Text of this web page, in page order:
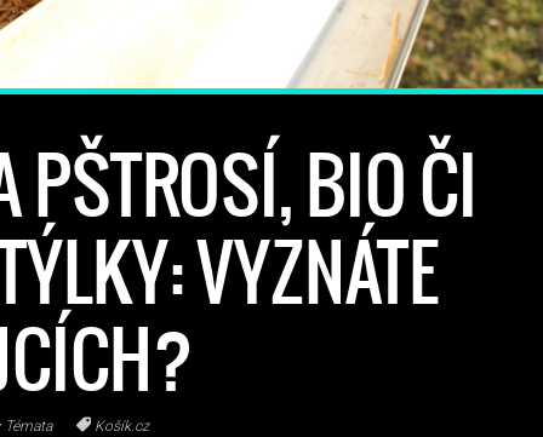
PŠTROSÍ, BIO ČI
VYZNÁTE
Témata Košík.cz